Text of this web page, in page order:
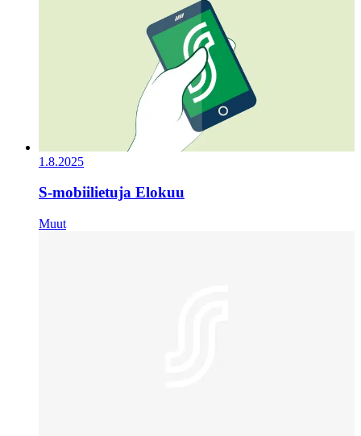
1.8.2025
S-mobiilietuja Elokuu
Muut